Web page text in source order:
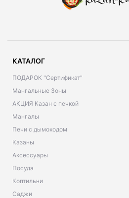
КАТАЛОГ
ПОДАРОК "Сертификат"
Мангальные Зоны
АКЦИЯ Казан с печкой
Мангалы
Печи с дымоходом
Казаны
Аксессуары
Посуда
Коптильни
Саджи